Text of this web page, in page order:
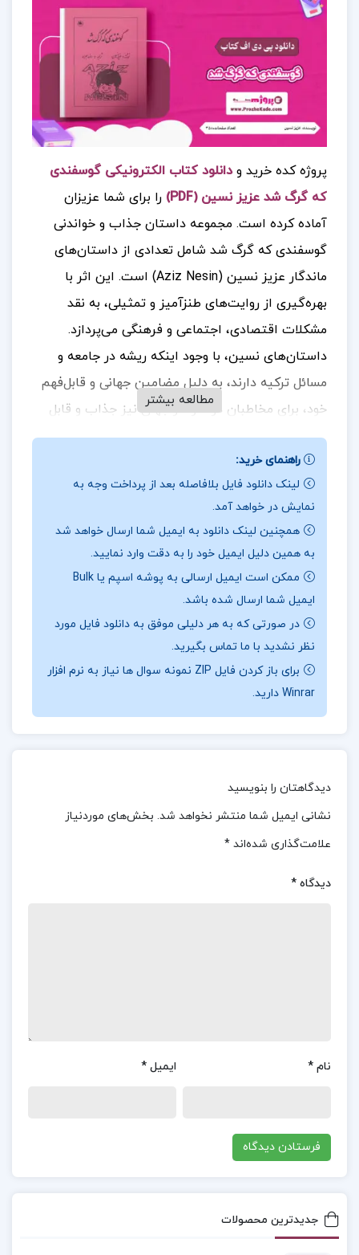
پروژه کده خرید و دانلود کتاب الکترونیکی گوسفندی
که گرگ شد عزیز نسین (PDF)
را برای شما عزیزان
آماده کرده است. مجموعه داستان جذاب و خواندنی
گوسفندی که گرگ شد شامل تعدادی از داستان‌های
ماندگار عزیز نسین (Aziz Nesin) است. این اثر با
بهره‌گیری از روایت‌های طنزآمیز و تمثیلی، به نقد
مشکلات اقتصادی، اجتماعی و فرهنگی می‌پردازد.
داستان‌های نسین، با وجود اینکه ریشه در جامعه و
مسائل ترکیه دارند، به دلیل مضامین جهانی و قابل‌فهم
خود، برای مخاطبان در سراسر جهان نیز جذاب و قابل
درک هستند. همین ویژگی‌ها، او را به یکی از نویسندگان
و طنزپردازان برجسته و جهانی تبدیل کرده است.
خرید فایل های بیشتر پروژه کدهرا دنبال کنید
درباره نویسنده کتاب گوسفندی که گرگ شد عزیز
این کتاب از داستان، با نگاهی انتقادی به
فشارهای اجتماعی و تحولات انسان‌ها در مواجهه با
مشکلات، به تمثیلی از تغییرات اجباری و پذیرش
نقش‌های جدید در زندگی تبدیل شده است. نسین با
این روایت، به ظرافت نشان می‌دهد که گاهی برای بقا،
مجبور به تغییر می‌شویم، حتی اگر این تغییر برخلاف
ذات و طبیعت ما باشد.
موضوع کتاب گوسفندی که گرگ شد عزیز نسین :
گوسفند همیشه فکر می‌کرد دنیا همین است؛ چرا باید
چیزی تغییر کند؟ چرا باید خودش تغییر کند؟ ولی یک
نخواهد طعمه شود، باید مثل آن‌ها فکر کند، مثل آن‌ها
داستان‌های کوتاه است که با استفاده از طنز و تمثیل،
با نگاهی انتقادی به جامعه و رفتارهای انسانی، تلاش
بیان کند.
دانلود پی دی اف کتاب گوسفندی که گرگ شد عزیز
مطالعه بیشتر
راهنمای خرید:
لینک دانلود فایل بلافاصله بعد از پرداخت وجه به
نمایش در خواهد آمد.
همچنین لینک دانلود به ایمیل شما ارسال خواهد شد
به همین دلیل ایمیل خود را به دقت وارد نمایید.
ممکن است ایمیل ارسالی به پوشه اسپم یا Bulk
ایمیل شما ارسال شده باشد.
در صورتی که به هر دلیلی موفق به دانلود فایل مورد
نظر نشدید با ما تماس بگیرید.
برای باز کردن فایل ZIP نمونه سوال ها نیاز به نرم افزار
Winrar دارید.
دیدگاهتان را بنویسید
نشانی ایمیل شما منتشر نخواهد شد. بخش‌های موردنیاز
علامت‌گذاری شده‌اند *
دیدگاه *
نام * ایمیل *
جدیدترین محصولات